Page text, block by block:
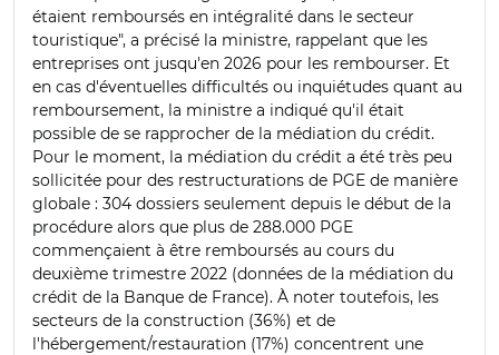
étaient remboursés en intégralité dans le secteur
touristique", a précisé la ministre, rappelant que les
entreprises ont jusqu'en 2026 pour les rembourser. Et
en cas d'éventuelles difficultés ou inquiétudes quant au
remboursement, la ministre a indiqué qu'il était
possible de se rapprocher de la médiation du crédit.
Pour le moment, la médiation du crédit a été très peu
sollicitée pour des restructurations de PGE de manière
globale : 304 dossiers seulement depuis le début de la
procédure alors que plus de 288.000 PGE
commençaient à être remboursés au cours du
deuxième trimestre 2022 (données de la médiation du
crédit de la Banque de France). À noter toutefois, les
secteurs de la construction (36%) et de
l'hébergement/restauration (17%) concentrent une